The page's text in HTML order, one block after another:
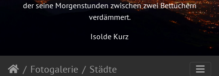
der seine Morgenstunden zwischen zwei Bettüchern
verdämmert.
Isolde Kurz
Fotogalerie Städte